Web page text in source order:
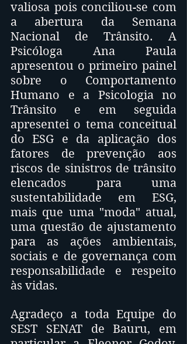
valiosa pois conciliou-se com
a abertura da Semana
Nacional de Trânsito. A
Psicóloga Ana Paula
apresentou o primeiro painel
sobre o Comportamento
Humano e a Psicologia no
Trânsito e em seguida
apresentei o tema conceitual
do ESG e da aplicação dos
fatores de prevenção aos
riscos de sinistros de trânsito
elencados para uma
sustentabilidade em ESG,
mais que uma "moda" atual,
uma questão de ajustamento
para as ações ambientais,
sociais e de governança com
responsabilidade e respeito
às vidas.
Agradeço a toda Equipe do
SEST SENAT de Bauru, em